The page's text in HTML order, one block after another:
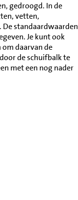
gedroogd. In de
vetten,
standaardwaarden
Je kunt ook
om daarvan de
de schuifbalk te
met een nog nader